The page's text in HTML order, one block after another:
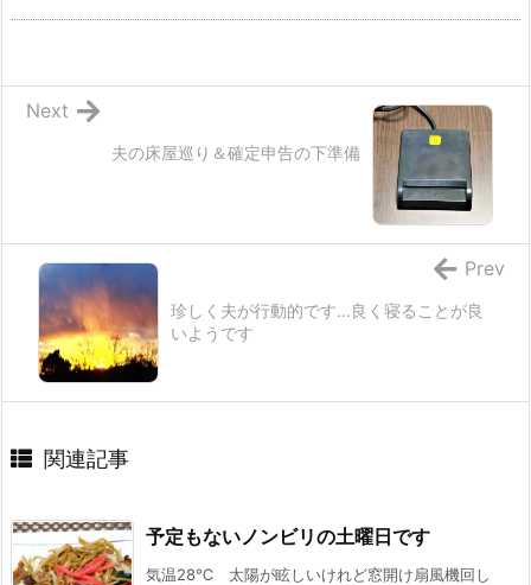
夫の床屋巡り＆確定申告の下準備
Next
珍しく夫が行動的です…良く寝ることが良
いようです
Prev
関連記事
予定もないノンビリの土曜日です
気温28℃ 太陽が眩しいけれど窓開け扇風機回し